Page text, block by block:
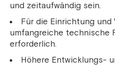
und zeitaufwändig sein.
Für die Einrichtung und
umfangreiche technische
erforderlich.
Höhere Entwicklungs-